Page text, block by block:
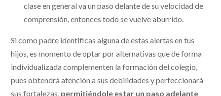
clase en general va un paso delante de su velocidad de
comprensión, entonces todo se vuelve aburrido.
Si como padre identificas alguna de estas alertas en tus
hijos, es momento de optar por alternativas que de forma
individualizada complementen la formación del colegio,
pues obtendrá atención a sus debilidades y perfeccionará
sus fortalezas, permitiéndole estar un paso adelante